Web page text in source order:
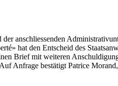
anschliessenden
hat den Entscheid des
Brief mit weiteren
Anfrage bestätigt Patrice